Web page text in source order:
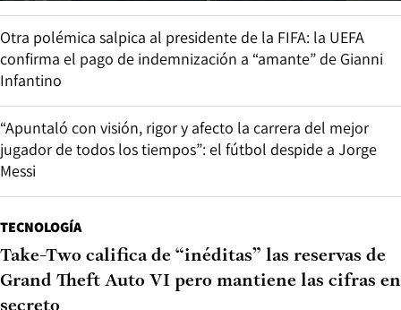
Otra polémica salpica al presidente de la FIFA: la UEFA
confirma el pago de indemnización a “amante” de Gianni
Infantino
“Apuntaló con visión, rigor y afecto la carrera del mejor
jugador de todos los tiempos”: el fútbol despide a Jorge
Messi
TECNOLOGÍA
Take-Two califica de “inéditas” las reservas de
Grand Theft Auto VI pero mantiene las cifras en